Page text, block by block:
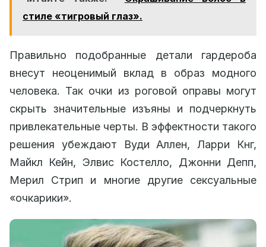
стиле «тигровый глаз».
Правильно подобранные детали гардероба
внесут неоценимый вклад в образ модного
человека. Так очки из роговой оправы могут
скрыть значительные изъяны и подчеркнуть
привлекательные черты. В эффектности такого
решения убеждают Вуди Аллен, Ларри Кнг,
Майкл Кейн, Элвис Костелло, Джонни Депп,
Мерил Стрип и многие другие сексуальные
«очкарики».